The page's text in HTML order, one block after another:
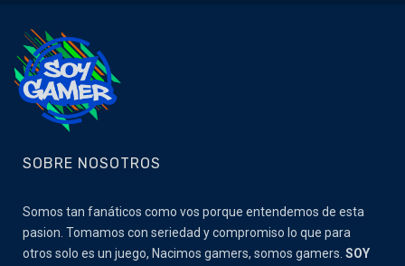
SOBRE NOSOTROS
Somos tan fanáticos como vos porque entendemos de esta
pasion. Tomamos con seriedad y compromiso lo que para
otros solo es un juego, Nacimos gamers, somos gamers. SOY